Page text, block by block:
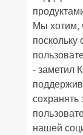
Мы хотим,
- заметил
сохранять
нашей